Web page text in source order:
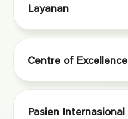
Layanan
Centre of Excellence
Pasien Internasional